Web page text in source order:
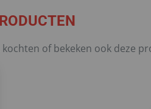
of bekeken ook deze